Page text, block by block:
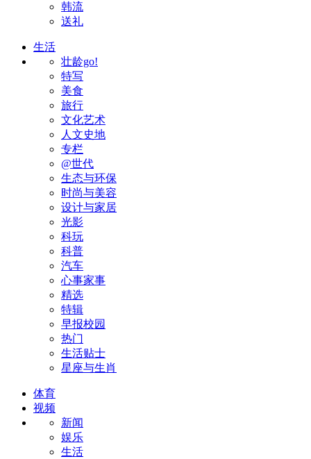
韩流
送礼
生活
壮龄go!
特写
美食
旅行
文化艺术
人文史地
专栏
@世代
生态与环保
时尚与美容
设计与家居
光影
科玩
科普
汽车
心事家事
精选
特辑
早报校园
热门
生活贴士
星座与生肖
体育
视频
新闻
娱乐
生活